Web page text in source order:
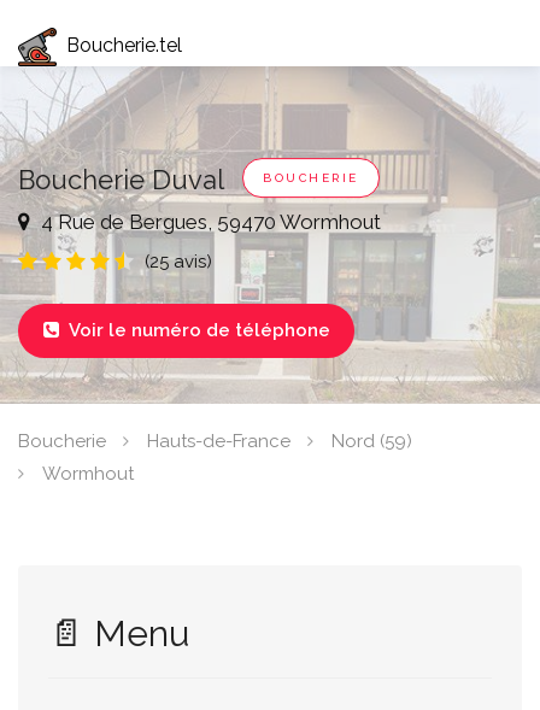
Boucherie.tel
Boucherie Duval BOUCHERIE
4 Rue de Bergues, 59470 Wormhout
(25 avis)
 Voir le numéro de téléphone
Boucherie Hauts-de-France
Nord (59)
Wormhout
📄 Menu